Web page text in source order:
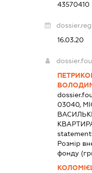
43570410
16.03.20
03040,
Розмір
фонду